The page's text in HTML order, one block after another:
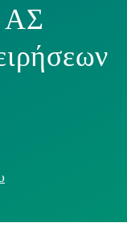
ΑΣ